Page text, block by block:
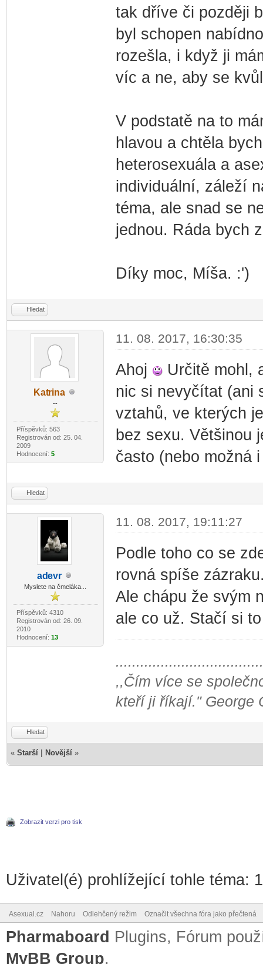
tak dříve či později
byl schopen
rozešla, i když ji
víc a ne, aby se
V podstatě na to
hlavou a chtěla
heterosexuála a
individuální, záleží
téma, ale snad se
jednou. Ráda bych
Díky moc, Míša. :')
Hledat
Katrina
--
Příspěvků: 563
Registrován od: 25. 04.
2009
Hodnocení: 5
11. 08. 2017, 16:30:35
Ahoj
Určitě mohl,
nic si nevyčítat (ani
vztahů, ve kterých
bez sexu. Většinou
často (nebo možná
Hledat
adevr
Myslete na čmeláka...
Příspěvků: 4310
Registrován od: 26. 09.
2010
Hodnocení: 13
11. 08. 2017, 19:11:27
Podle toho co se
rovná spíše
Ale chápu že svým
ale co už. Stačí si
,,Čím více se
kteří ji říkají." George
Hledat
« Starší Novější »
Zobrazit verzi pro tisk
Uživatel(é) prohlížející tohle téma:
Asexual.cz Nahoru Odlehčený režim Označit všechna fóra jako přečtená
Pharmaboard Plugins, Fórum
MyBB Group.